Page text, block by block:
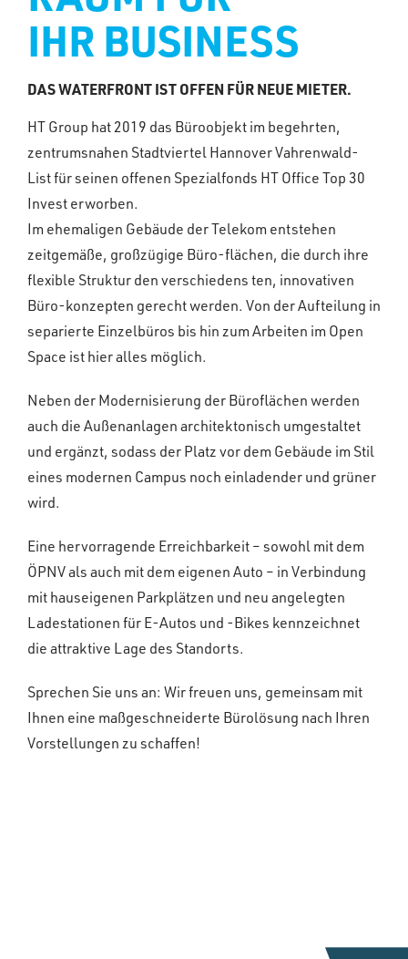
IHR BUSINESS
DAS WATERFRONT IST OFFEN FÜR NEUE MIETER.
HT Group hat 2019 das Büroobjekt im begehrten,
zentrumsnahen Stadtviertel Hannover Vahrenwald-
List für seinen offenen Spezialfonds HT Office Top 30
Invest erworben.
Im ehemaligen Gebäude der Telekom entstehen
zeitgemäße, großzügige Büro-flächen, die durch ihre
flexible Struktur den verschiedens ten, innovativen
Büro-konzepten gerecht werden. Von der Aufteilung in
separierte Einzelbüros bis hin zum Arbeiten im Open
Space ist hier alles möglich.
Neben der Modernisierung der Büroflächen werden
auch die Außenanlagen architektonisch umgestaltet
und ergänzt, sodass der Platz vor dem Gebäude im Stil
eines modernen Campus noch einladender und grüner
wird.
Eine hervorragende Erreichbarkeit – sowohl mit dem
ÖPNV als auch mit dem eigenen Auto – in Verbindung
mit hauseigenen Parkplätzen und neu angelegten
Ladestationen für E-Autos und -Bikes kennzeichnet
die attraktive Lage des Standorts.
Sprechen Sie uns an: Wir freuen uns, gemeinsam mit
Ihnen eine maßgeschneiderte Bürolösung nach Ihren
Vorstellungen zu schaffen!